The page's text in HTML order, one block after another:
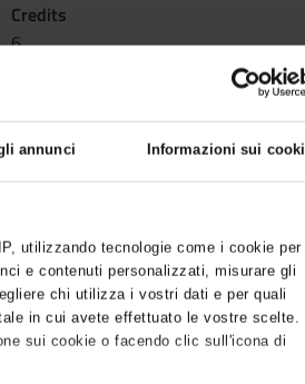
annunci Informazioni sui
utilizzando tecnologie come i cookie per
e contenuti personalizzati, misurare gli
chi utilizza i vostri dati e per quali
in cui avete effettuato le vostre scelte.
sui cookie o facendo clic sull'icona di
Credits
6